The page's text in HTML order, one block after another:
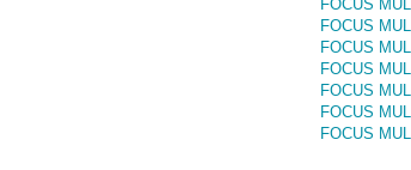
FOCUS
FOCUS
FOCUS
FOCUS
FOCUS
FOCUS
FOCUS